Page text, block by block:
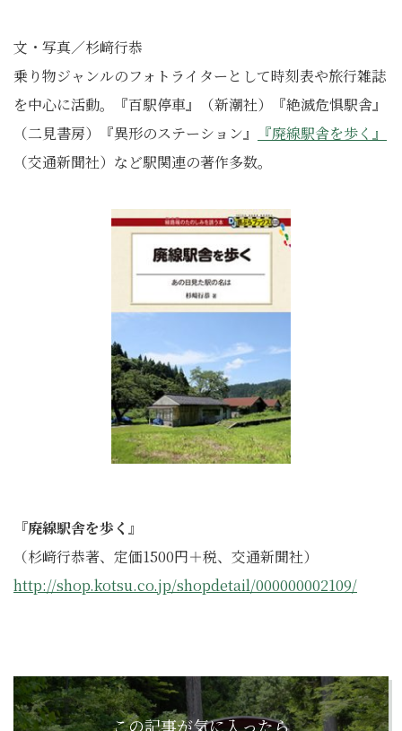
文・写真／杉﨑行恭
乗り物ジャンルのフォトライターとして時刻表や旅行雑誌
を中心に活動。『百駅停車』（新潮社）『絶滅危惧駅舎』
（二見書房）『異形のステーション』
『廃線駅舎を歩く』
（交通新聞社）など駅関連の著作多数。
『廃線駅舎を歩く』
（杉﨑行恭著、定価1500円＋税、交通新聞社）
http://shop.kotsu.co.jp/shopdetail/000000002109/
この記事が気に入ったら